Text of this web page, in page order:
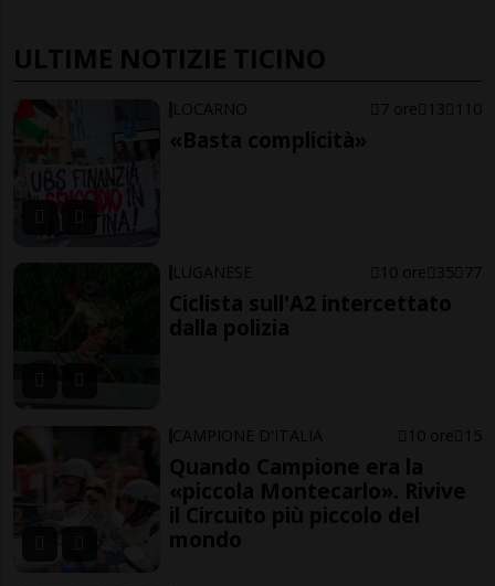
ULTIME NOTIZIE TICINO
LOCARNO 7 ore 13 110
«Basta complicità»
LUGANESE 10 ore 35 77
Ciclista sull'A2 intercettato
dalla polizia
CAMPIONE D'ITALIA 10 ore 15
Quando Campione era la
«piccola Montecarlo». Rivive
il Circuito più piccolo del
mondo